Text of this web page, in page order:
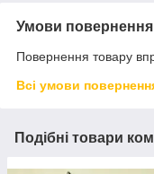
Умови повернення
Повернення товару
Всі умови
Подібні товари